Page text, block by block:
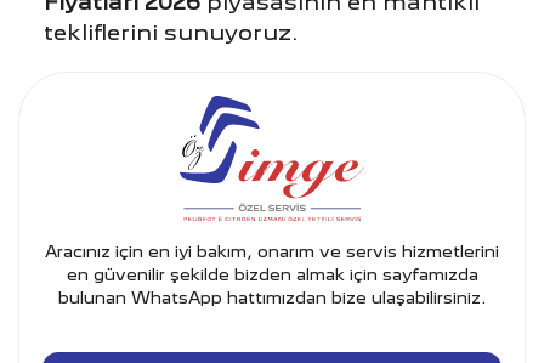
tekliflerini sunuyoruz.
Aracınız için en iyi bakım, onarım ve servis hizmetlerini
en güvenilir şekilde bizden almak için sayfamızda
bulunan WhatsApp hattımızdan bize ulaşabilirsiniz.